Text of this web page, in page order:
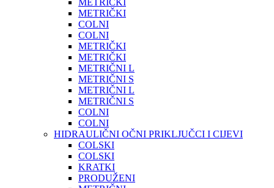
METRIČKI
METRIČKI
COLNI
COLNI
METRIČKI
METRIČKI
METRIČNI L
METRIČNI S
METRIČNI L
METRIČNI S
COLNI
COLNI
HIDRAULIČNI OČNI PRIKLJUČCI I CIJEVI
COLSKI
COLSKI
KRATKI
PRODUŽENI